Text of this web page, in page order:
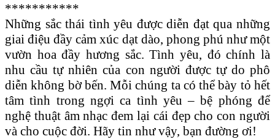
***********
Những sắc thái tình yêu được diễn đạt qua những
giai điệu đầy cảm xúc dạt dào, phong phú như một
vườn hoa đầy hương sắc. Tình yêu, đó chính là
nhu cầu tự nhiên của con người được tự do phô
diễn không bờ bến. Mỗi chúng ta có thể bày tỏ hết
tâm tình trong ngợi ca tình yêu – bệ phóng để
nghệ thuật âm nhạc đem lại cái đẹp cho con người
và cho cuộc đời. Hãy tin như vậy, bạn đường ơi!